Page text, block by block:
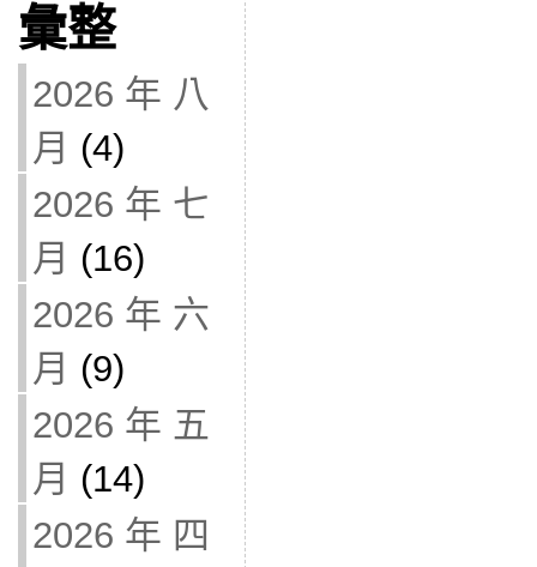
彙整
2026 年 八
月 (4)
2026 年 七
月 (16)
2026 年 六
月 (9)
2026 年 五
月 (14)
2026 年 四